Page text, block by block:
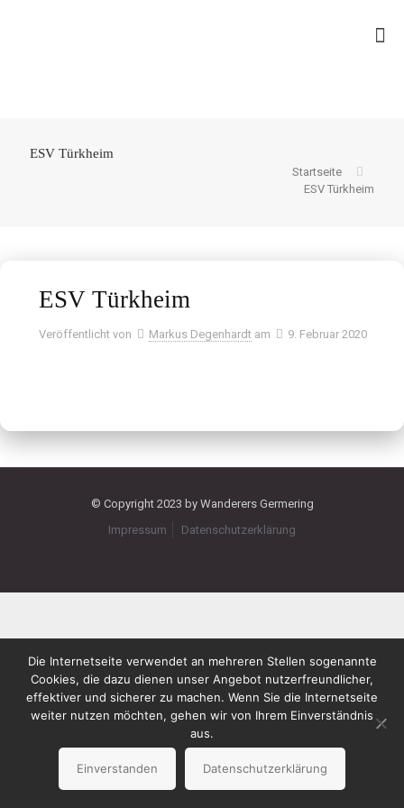
ESV Türkheim
Startseite
ESV Türkheim
ESV Türkheim
Veröffentlicht von Markus Degenhardt am 9. Februar 2020
© Copyright 2023 by Wanderers Germering
Impressum
Datenschutzerklärung
Die Internetseite verwendet an mehreren Stellen sogenannte
Cookies, die dazu dienen unser Angebot nutzerfreundlicher,
effektiver und sicherer zu machen. Wenn Sie die Internetseite
weiter nutzen möchten, gehen wir von Ihrem Einverständnis
aus.
Einverstanden Datenschutzerklärung